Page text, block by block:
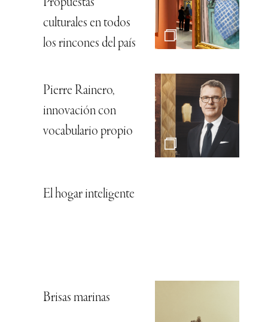
Propuestas
culturales en todos
los rincones del país
Pierre Rainero,
innovación con
vocabulario propio
El hogar inteligente
Brisas marinas